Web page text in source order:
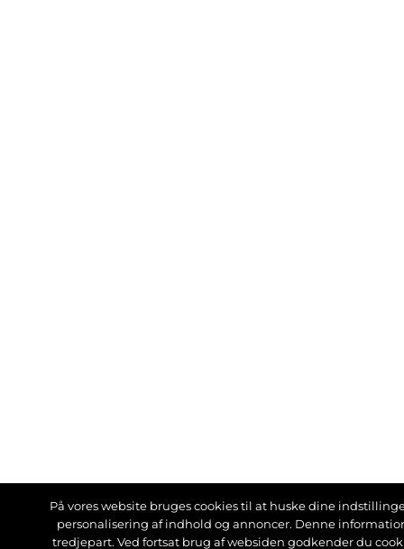
På vores website bruges cookies til at huske dine
personalisering af indhold og annoncer. Denne
tredjepart. Ved fortsat brug af websiden godkender du